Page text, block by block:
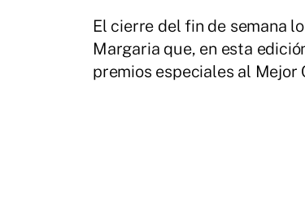
El cierre del fin de semana
Margaria que, en esta
premios especiales al Mejor